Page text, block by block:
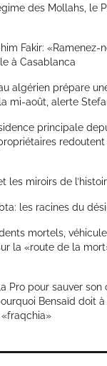
des Mollahs, le
Fakir: «Ramenez-
à Casablanca
algérien prépare
mi-août, alerte
principale
les miroirs de
les racines du désir
mortels,
la «route de la
Pro pour sauver son
Bensaïd doit